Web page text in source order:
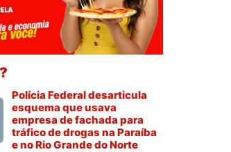
Polícia Federal desarticula
esquema que usava
empresa de fachada para
tráfico de drogas na Paraíba
e no Rio Grande do Norte